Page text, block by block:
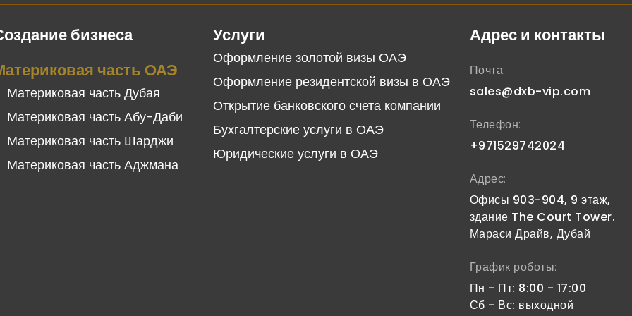
бизнеса
часть ОАЭ
Материковая часть Дубая
Материковая часть Абу-Даби
Материковая часть Шарджи
Материковая часть Аджмана
Услуги
Оформление золотой визы ОАЭ
Оформление резидентской визы в ОАЭ
Открытие банковского счета компании
Бухгалтерские услуги в ОАЭ
Юридические услуги в ОАЭ
Адрес и контакты
Почта:
sales@dxb-vip.com
Телефон:
+971529742024
Адрес:
Офисы 903-904, 9 этаж,
здание The Court Tower.
Мараси Драйв, Дубай
График роботы:
Пн - Пт: 8:00 - 17:00
Сб - Вс: выходной